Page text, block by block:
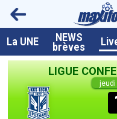
La UNE NEWS
brèves
LIGUE
jeudi
A la UNE
Dernières brèves
Live / Matchs en direct
Résultats et Classements